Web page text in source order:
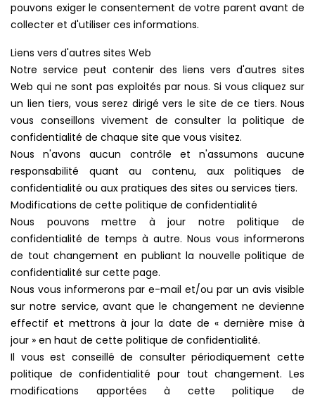
pouvons exiger le consentement de votre parent avant de
collecter et d'utiliser ces informations.
Liens vers d'autres sites Web
Notre service peut contenir des liens vers d'autres sites
Web qui ne sont pas exploités par nous. Si vous cliquez sur
un lien tiers, vous serez dirigé vers le site de ce tiers. Nous
vous conseillons vivement de consulter la politique de
confidentialité de chaque site que vous visitez.
Nous n'avons aucun contrôle et n'assumons aucune
responsabilité quant au contenu, aux politiques de
confidentialité ou aux pratiques des sites ou services tiers.
Modifications de cette politique de confidentialité
Nous pouvons mettre à jour notre politique de
confidentialité de temps à autre. Nous vous informerons
de tout changement en publiant la nouvelle politique de
confidentialité sur cette page.
Nous vous informerons par e-mail et/ou par un avis visible
sur notre service, avant que le changement ne devienne
effectif et mettrons à jour la date de « dernière mise à
jour » en haut de cette politique de confidentialité.
Il vous est conseillé de consulter périodiquement cette
politique de confidentialité pour tout changement. Les
modifications apportées à cette politique de